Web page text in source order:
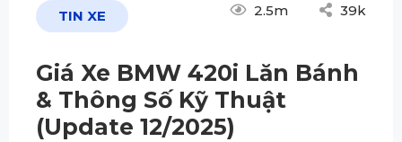
TIN XE 2.5m 39k
Giá Xe BMW 420i Lăn Bánh
& Thông Số Kỹ Thuật
(Update 12/2025)